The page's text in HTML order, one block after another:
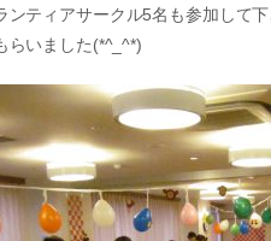
ンティアサークル5名も参加して
らいました(*^_^*)